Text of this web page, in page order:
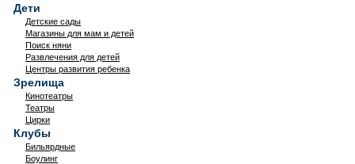
Дети
Детские сады
Магазины для мам и детей
Поиск няни
Развлечения для детей
Центры развития ребенка
Зрелища
Кинотеатры
Театры
Цирки
Клубы
Бильярдные
Боулинг